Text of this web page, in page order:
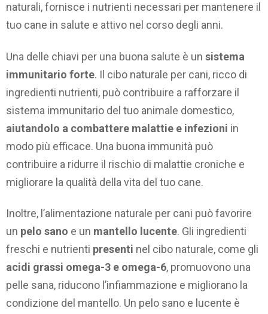
naturali, fornisce i nutrienti necessari per mantenere il
tuo cane in salute e attivo nel corso degli anni.
Una delle chiavi per una buona salute è un sistema
immunitario forte. Il cibo naturale per cani, ricco di
ingredienti nutrienti, può contribuire a rafforzare il
sistema immunitario del tuo animale domestico,
aiutandolo a combattere malattie e infezioni in
modo più efficace. Una buona immunità può
contribuire a ridurre il rischio di malattie croniche e
migliorare la qualità della vita del tuo cane.
Inoltre, l’alimentazione naturale per cani può favorire
un pelo sano e un mantello lucente. Gli ingredienti
freschi e nutrienti presenti nel cibo naturale, come gli
acidi grassi omega-3 e omega-6, promuovono una
pelle sana, riducono l’infiammazione e migliorano la
condizione del mantello. Un pelo sano e lucente è